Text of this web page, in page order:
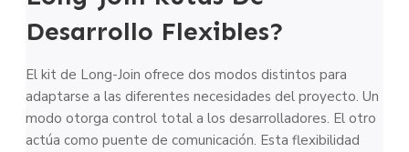
Desarrollo Flexibles?
El kit de Long-Join ofrece dos modos distintos para
adaptarse a las diferentes necesidades del proyecto. Un
modo otorga control total a los desarrolladores. El otro
actúa como puente de comunicación. Esta flexibilidad